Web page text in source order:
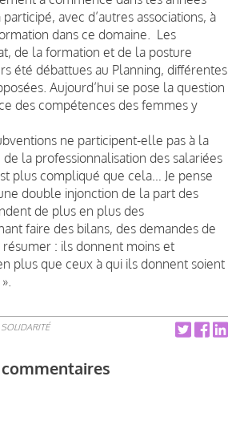
avec d’autres associations, à
dans ce domaine. Les
de la formation et de la posture
été débattues au Planning, différentes
Aujourd’hui se pose la question
des compétences des femmes y
ne participent-elle pas à la
la professionnalisation des salariées
plus compliqué que cela… Je pense
double injonction de la part des
de plus en plus des
faire des bilans, des demandes de
: ils donnent moins et
plus que ceux à qui ils donnent soient